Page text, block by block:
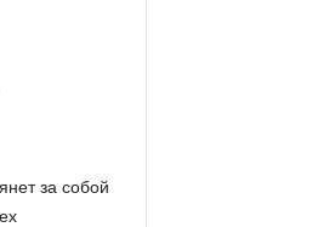
за собой